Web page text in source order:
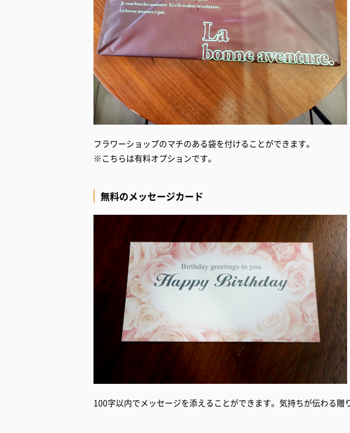
フラワーショップのマチのある袋を付けることができます。
※こちらは有料オプションです。
無料のメッセージカード
100字以内でメッセージを添えることができます。気持ちが伝わる贈